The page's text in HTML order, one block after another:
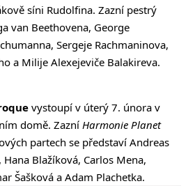
síni Rudolfina. Zazní pestrý
van Beethovena, George
Sergeje Rachmaninova,
a Milije Alexejeviče Balakireva.
vystoupí v úterý 7. února v
domě. Zazní Harmonie Planet
partech se představí Andreas
Hana Blažíková, Carlos Mena,
Šašková a Adam Plachetka.